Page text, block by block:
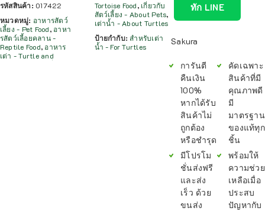
รหัสสินค้า: 017422
หมวดหมู่: อาหารสัตว์
เลี้ยง - Pet Food, อาหา
รสัตว์เลี้อยคลาน -
Reptile Food, อาหาร
เต่า - Turtle and
Tortoise Food, เกี่ยวกับ
สัตว์เลี้ยง - About Pets,
เต่าน้ำ - About Turtles
ป้ายกำกับ:สำหรับเต่า
น้ำ - For Turtles
ทัก LINE
Sakura
การันตี
คืนเงิน
100%
หากได้รับ
สินค้าไม่
ถูกต้อง
หรือชำรุด
มีโปรโม
ชั่นส่งฟรี
และส่ง
เร็ว ด้วย
ขนส่ง
คัดเฉพาะ
สินค้าที่มี
คุณภาพดี
มี
มาตรฐาน
ของแท้ทุก
ชิ้น
พร้อมให้
ความช่วย
เหลือเมื่อ
ประสบ
ปัญหากับ